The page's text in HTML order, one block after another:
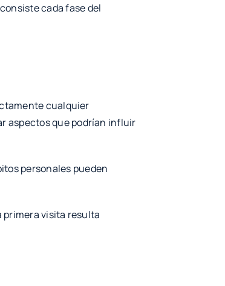
cada fase del
cualquier
aspectos que podrían influir
personales pueden
visita resulta